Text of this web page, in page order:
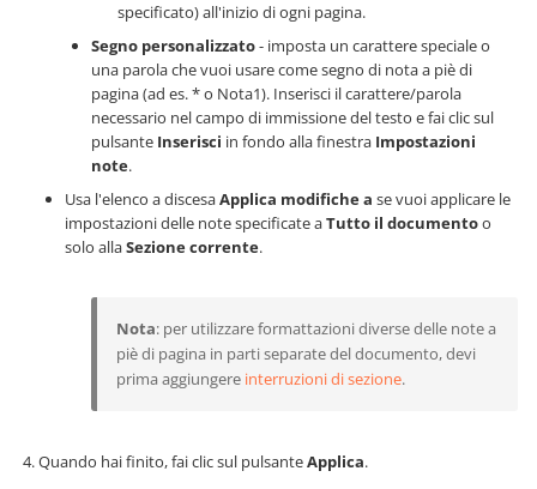
specificato) all'inizio di ogni pagina.
Segno personalizzato- imposta un carattere speciale o
una parola che vuoi usare come segno di nota a piè di
pagina (ad es. * o Nota1). Inserisci il carattere/parola
necessario nel campo di immissione del testo e fai clic sul
pulsante Inserisci in fondo alla finestra Impostazioni
note.
Usa l'elenco a discesaApplica modifiche a se vuoi applicare le
impostazioni delle note specificate aTutto il documentoo
solo allaSezione corrente.
Nota: per utilizzare formattazioni diverse delle note a
piè di pagina in parti separate del documento, devi
prima aggiungere interruzioni di sezione.
Quando hai finito, fai clic sul pulsanteApplica.